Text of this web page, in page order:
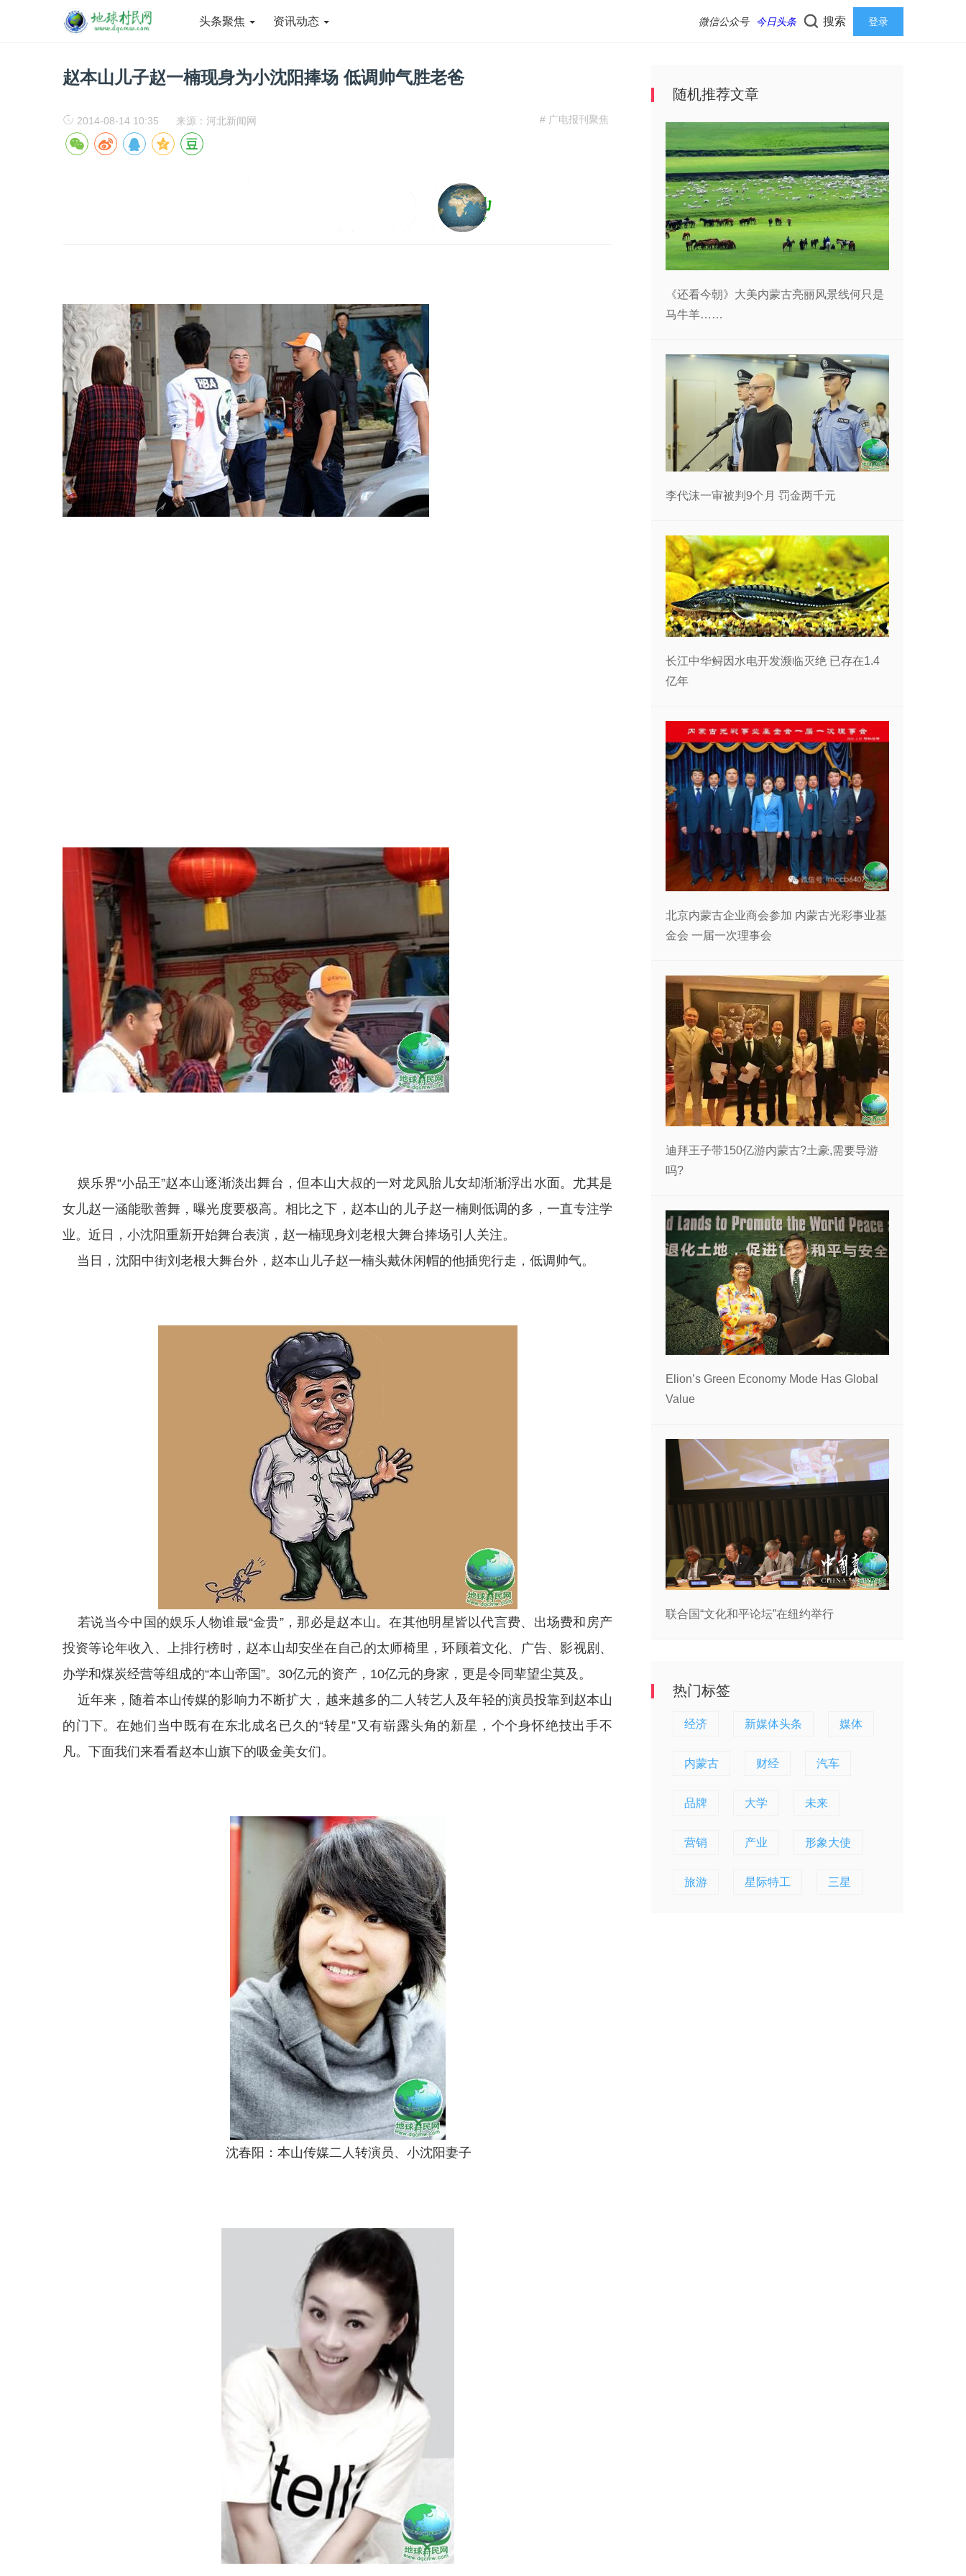
头条聚焦 资讯动态 微信公众号 今日头条 搜索 登录
赵本山儿子赵一楠现身为小沈阳捧场 低调帅气胜老爸
# 广电报刊聚焦
2014-08-14 10:35 来源：河北新闻网
娱乐界“小品王”赵本山逐渐淡出舞台，但本山大叔的一对龙凤胎儿女却渐渐浮出水面。尤其是
女儿赵一涵能歌善舞，曝光度要极高。相比之下，赵本山的儿子赵一楠则低调的多，一直专注学
业。近日，小沈阳重新开始舞台表演，赵一楠现身刘老根大舞台捧场引人关注。
当日，沈阳中街刘老根大舞台外，赵本山儿子赵一楠头戴休闲帽的他插兜行走，低调帅气。
若说当今中国的娱乐人物谁最“金贵”，那必是赵本山。在其他明星皆以代言费、出场费和房产
投资等论年收入、上排行榜时，赵本山却安坐在自己的太师椅里，环顾着文化、广告、影视剧、
办学和煤炭经营等组成的“本山帝国”。30亿元的资产，10亿元的身家，更是令同辈望尘莫及。
近年来，随着本山传媒的影响力不断扩大，越来越多的二人转艺人及年轻的演员投靠到赵本山
的门下。在她们当中既有在东北成名已久的“转星”又有崭露头角的新星，个个身怀绝技出手不
凡。下面我们来看看赵本山旗下的吸金美女们。
沈春阳：本山传媒二人转演员、小沈阳妻子
随机推荐文章
《还看今朝》大美内蒙古亮丽风景线何只是
马牛羊……
李代沫一审被判9个月 罚金两千元
长江中华鲟因水电开发濒临灭绝 已存在1.4
亿年
北京内蒙古企业商会参加 内蒙古光彩事业基
金会 一届一次理事会
迪拜王子带150亿游内蒙古?土豪,需要导游
吗?
Elion’s Green Economy Mode Has Global
Value
联合国“文化和平论坛”在纽约举行
热门标签
经济 新媒体头条 媒体
内蒙古 财经 汽车
品牌 大学 未来
营销 产业 形象大使
旅游 星际特工 三星